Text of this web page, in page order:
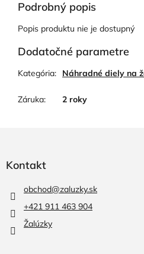
Podrobný popis
Popis produktu nie je dostupný
Dodatočné parametre
Kategória: Náhradné diely na
Záruka: 2 roky
Kontakt
obchod@zaluzky.sk
+421 911 463 904
Žalúzky